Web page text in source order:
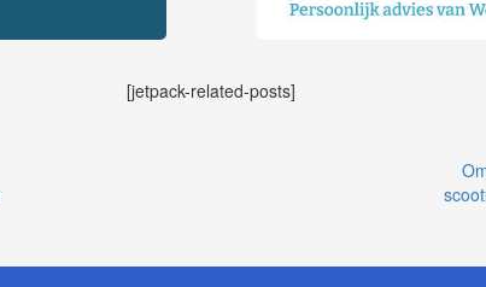
[jetpack-related-posts]